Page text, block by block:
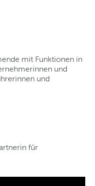
mit Funktionen in
und
und
für